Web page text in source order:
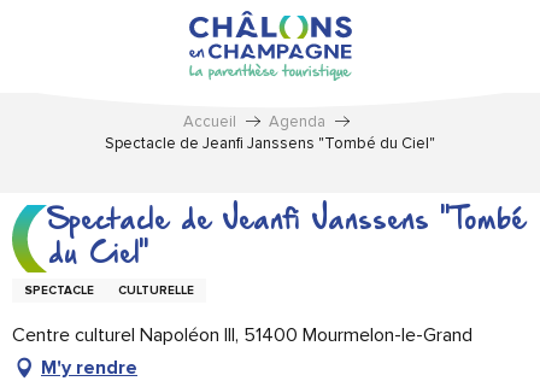
Accueil
Agenda
Spectacle de Jeanfi Janssens "Tombé du Ciel"
Spectacle de Jeanfi Janssens "Tombé
du Ciel"
SPECTACLE CULTURELLE
Centre culturel Napoléon III, 51400 Mourmelon-le-Grand
M'y rendre